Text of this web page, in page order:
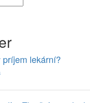
lekární?